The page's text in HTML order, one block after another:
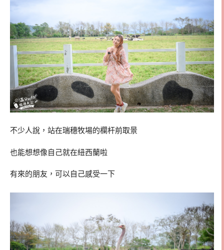
不少人說，站在瑞穗牧場的欄杆前取景
也能想想像自己就在紐西蘭啦
有來的朋友，可以自己感受一下